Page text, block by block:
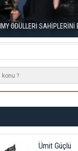
ULUSLARARASI FILM
SAHIPLERINI BULDU
Ümit Güçlü